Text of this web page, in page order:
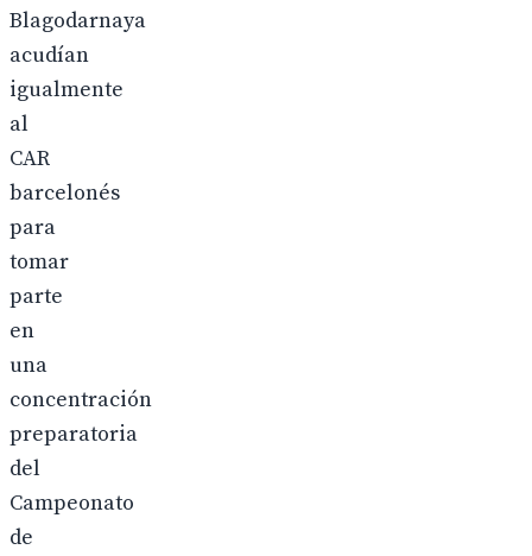
Blagodarnaya
acudían
igualmente
al
CAR
barcelonés
para
tomar
parte
en
una
concentración
preparatoria
del
Campeonato
de